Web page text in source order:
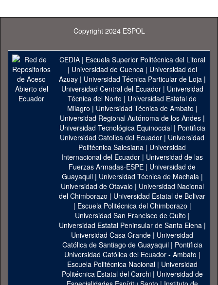
Copyright 2024 ESPOL
CEDIA| Escuela Superior Politécnica del Litoral
| Universidad de Cuenca| Universidad del
Azuay| Universidad Técnica Particular de Loja|
Universidad Central del Ecuador| Universidad
Técnica del Norte | Universidad Estatal de
Milagro | Universidad Técnica de Ambato |
Universidad Regional Autónoma de los Andes|
Universidad Tecnológica Equinoccial| Pontificia
Universidad Catolica del Ecuador | Universidad
Politécnica Salesiana | Universidad
Internacional del Ecuador | Universidad de las
Fuerzas Armadas-ESPE | Universidad de
Guayaquil| Universidad Técnica de Machala|
Universidad de Otavalo | Universidad Nacional
del Chimborazo | Universidad Estatal de Bolivar
| Escuela Politécnica del Chimborazo |
Universidad San Francisco de Quito |
Universidad Estatal Peninsular de Santa Elena|
Universidad Casa Grande | Universidad
Católica de Santiago de Guayaquil| Pontificia
Universidad Católica del Ecuador - Ambato |
Escuela Politécnica Nacional| Universidad
Politécnica Estatal del Carchi| Universidad de